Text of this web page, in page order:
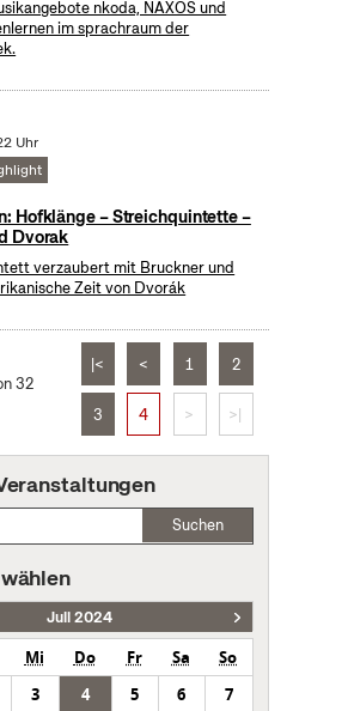
nkoda, NAXOS und
im sprachraum der
Uhr
Hofklänge – Streichquintette –
Dvorak
verzaubert mit Bruckner und
Zeit von Dvorák
32
|< < 1 2
3 4 > >|
Suchen
Juli 2024
Mi Do Fr Sa
So
3 4 5 6
7